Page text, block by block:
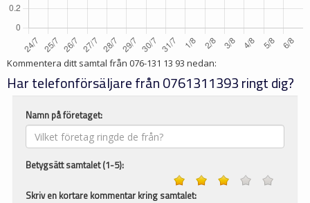
Kommentera ditt samtal från 076-131 13 93 nedan:
Har telefonförsäljare från 0761311393 ringt dig?
Namn på företaget:
Betygsätt samtalet (1-5):
Skriv en kortare kommentar kring samtalet: